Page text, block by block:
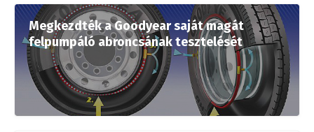
Megkezdték a Goodyear saját magát
felpumpáló abroncsának tesztelését